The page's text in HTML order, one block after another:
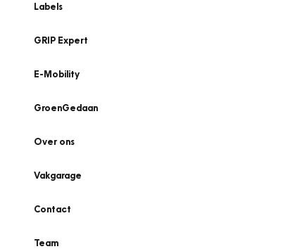
Labels
GRIP Expert
E-Mobility
GroenGedaan
Over ons
Vakgarage
Contact
Team